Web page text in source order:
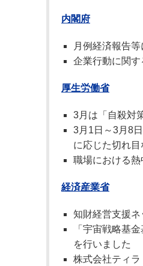
内閣府
月例経済報告
企業行動に関
厚生労働省
3月は「自殺対
3月1日～3月8
に応じた切れ
職場における
経済産業省
知財経営支援
「宇宙戦略基
を行いました
株式会社ティ